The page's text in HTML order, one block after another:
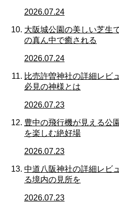
2026.07.24
大阪城公園の美しい芝生
の真ん中で癒される
2026.07.24
比売許曽神社の詳細レビ
必見の神様とは
2026.07.23
豊中の飛行機が見える公
を楽しむ絶好場
2026.07.23
中道八阪神社の詳細レビ
る境内の見所を
2026.07.23